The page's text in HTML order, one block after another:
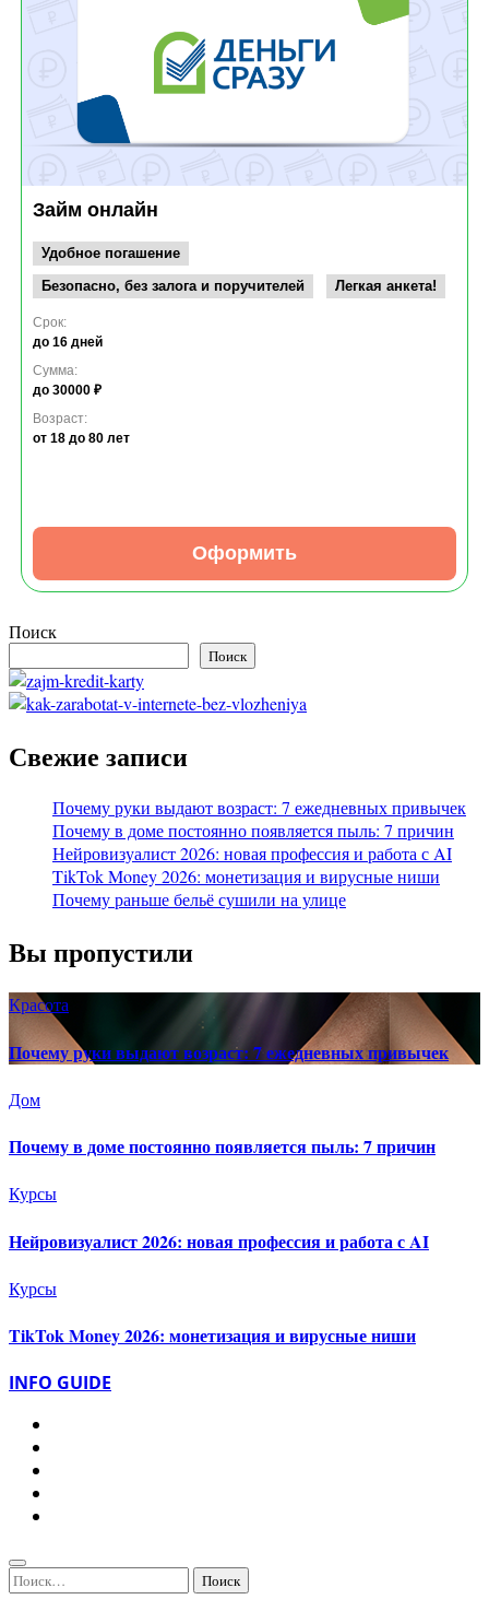
Займ онлайн
Удобное погашение
Безопасно, без залога и поручителей
Легкая анкета!
Срок:
до 16 дней
Сумма:
до 30000 ₽
Возраст:
от 18 до 80 лет
Оформить
Поиск
Поиск
Свежие записи
Почему руки выдают возраст: 7 ежедневных привычек
Почему в доме постоянно появляется пыль: 7 причин
Нейровизуалист 2026: новая профессия и работа с AI
TikTok Money 2026: монетизация и вирусные ниши
Почему раньше бельё сушили на улице
Вы пропустили
Красота
Почему руки выдают возраст: 7 ежедневных привычек
Дом
Почему в доме постоянно появляется пыль: 7 причин
Курсы
Нейровизуалист 2026: новая профессия и работа с AI
Курсы
TikTok Money 2026: монетизация и вирусные ниши
INFO GUIDE
Найти: